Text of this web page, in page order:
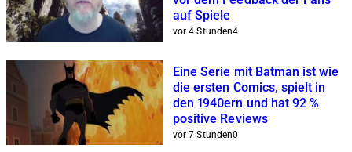
auf Spiele
vor 4 Stunden4
Eine Serie mit Batman ist wie
die ersten Comics, spielt in
den 1940ern und hat 92 %
positive Reviews
vor 7 Stunden0